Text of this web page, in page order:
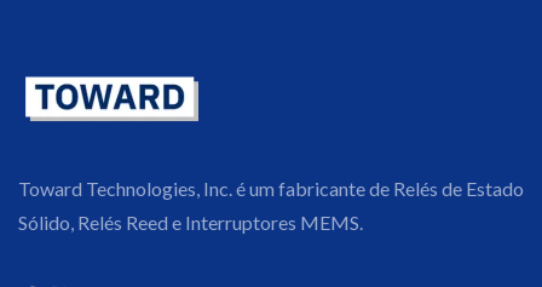
Toward Technologies, Inc. é um fabricante de Relés de Estado
Sólido, Relés Reed e Interruptores MEMS.